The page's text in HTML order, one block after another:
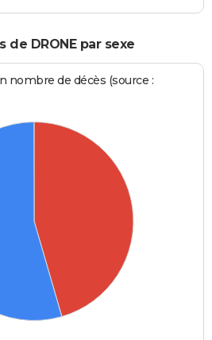
de DRONE par sexe
nombre de décès (source :